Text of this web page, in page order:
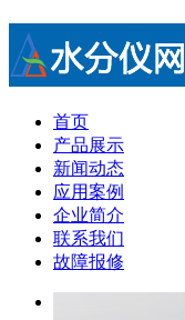
首页
产品展示
新闻动态
应用案例
企业简介
联系我们
故障报修